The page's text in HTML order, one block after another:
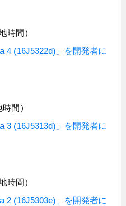
時間）
4 (16J5322d)」を開発者に
間）
3 (16J5313d)」を開発者に
時間）
2 (16J5303e)」を開発者に